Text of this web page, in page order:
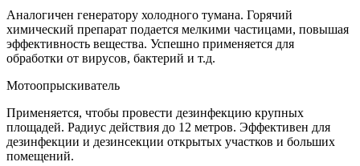
Аналогичен генератору холодного тумана. Горячий
химический препарат подается мелкими частицами, повышая
эффективность вещества. Успешно применяется для
обработки от вирусов, бактерий и т.д.
Мотоопрыскиватель
Применяется, чтобы провести дезинфекцию крупных
площадей. Радиус действия до 12 метров. Эффективен для
дезинфекции и дезинсекции открытых участков и больших
помещений.